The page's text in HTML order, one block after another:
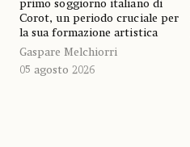
primo soggiorno italiano di
Corot, un periodo cruciale per
la sua formazione artistica
Gaspare Melchiorri
05 agosto 2026